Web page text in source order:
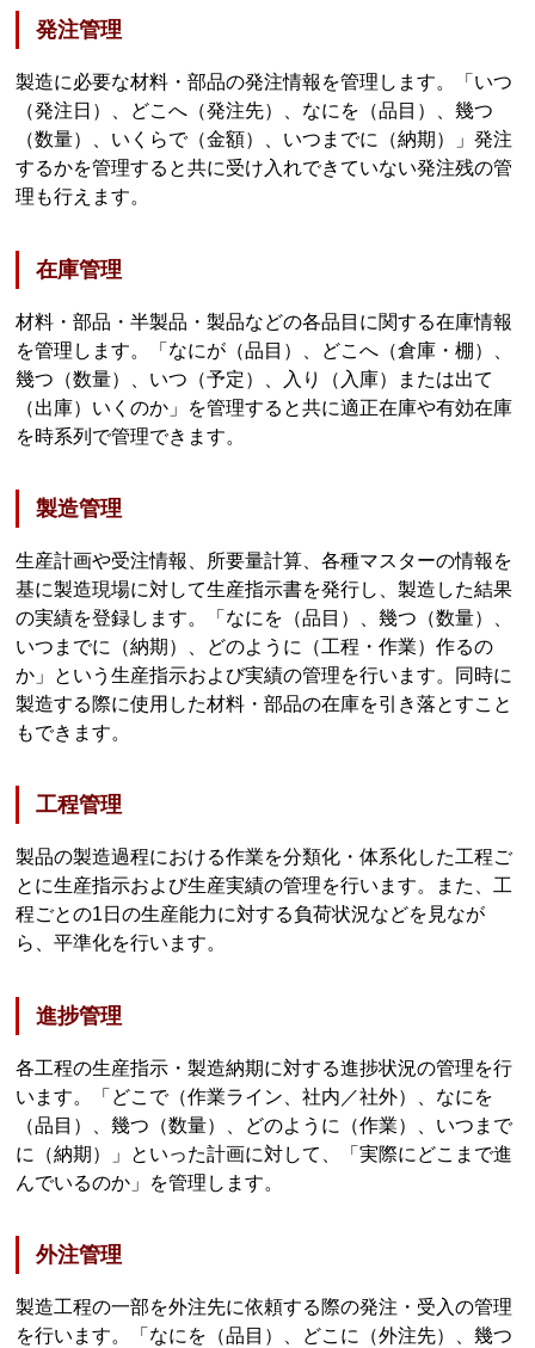
発注管理
製造に必要な材料・部品の発注情報を管理します。「いつ
（発注日）、どこへ（発注先）、なにを（品目）、幾つ
（数量）、いくらで（金額）、いつまでに（納期）」発注
するかを管理すると共に受け入れできていない発注残の管
理も行えます。
在庫管理
材料・部品・半製品・製品などの各品目に関する在庫情報
を管理します。「なにが（品目）、どこへ（倉庫・棚）、
幾つ（数量）、いつ（予定）、入り（入庫）または出て
（出庫）いくのか」を管理すると共に適正在庫や有効在庫
を時系列で管理できます。
製造管理
生産計画や受注情報、所要量計算、各種マスターの情報を
基に製造現場に対して生産指示書を発行し、製造した結果
の実績を登録します。「なにを（品目）、幾つ（数量）、
いつまでに（納期）、どのように（工程・作業）作るの
か」という生産指示および実績の管理を行います。同時に
製造する際に使用した材料・部品の在庫を引き落とすこと
もできます。
工程管理
製品の製造過程における作業を分類化・体系化した工程ご
とに生産指示および生産実績の管理を行います。また、工
程ごとの1日の生産能力に対する負荷状況などを見なが
ら、平準化を行います。
進捗管理
各工程の生産指示・製造納期に対する進捗状況の管理を行
います。「どこで（作業ライン、社内／社外）、なにを
（品目）、幾つ（数量）、どのように（作業）、いつまで
に（納期）」といった計画に対して、「実際にどこまで進
んでいるのか」を管理します。
外注管理
製造工程の一部を外注先に依頼する際の発注・受入の管理
を行います。「なにを（品目）、どこに（外注先）、幾つ